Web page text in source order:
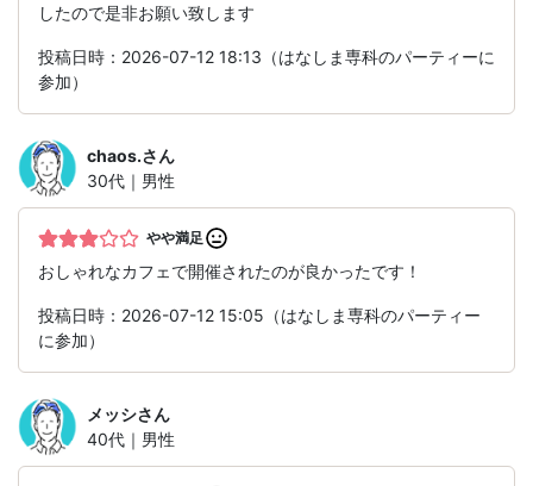
したので是非お願い致します
投稿日時：2026-07-12 18:13（はなしま専科のパーティーに
参加）
chaos.さん
30代｜男性
やや満足
おしゃれなカフェで開催されたのが良かったです！
投稿日時：2026-07-12 15:05（はなしま専科のパーティー
に参加）
メッシさん
40代｜男性